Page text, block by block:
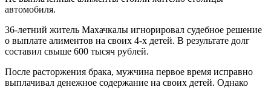
автомобиля.
36-летний житель Махачкалы игнорировал судебное решение
о выплате алиментов на своих 4-х детей. В результате долг
составил свыше 600 тысяч рублей.
После расторжения брака, мужчина первое время исправно
выплачивал денежное содержание на своих детей. Однако